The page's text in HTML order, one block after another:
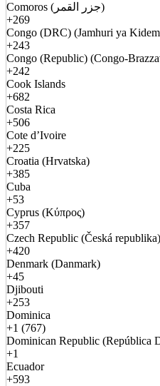
Comoros (جزر القمر)
+269
Congo (DRC) (Jamhuri ya
+243
Congo (Republic) (Congo-
+242
Cook Islands
+682
Costa Rica
+506
Cote d’Ivoire
+225
Croatia (Hrvatska)
+385
Cuba
+53
Cyprus (Κύπρος)
+357
Czech Republic (Česká republika)
+420
Denmark (Danmark)
+45
Djibouti
+253
Dominica
+1 (767)
Dominican Republic (República
+1
Ecuador
+593